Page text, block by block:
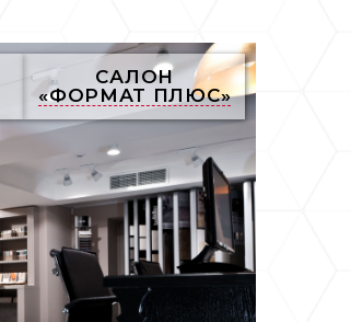
САЛОН
«ФОРМАТ ПЛЮС»